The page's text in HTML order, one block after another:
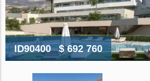
ID90400 $ 692 760